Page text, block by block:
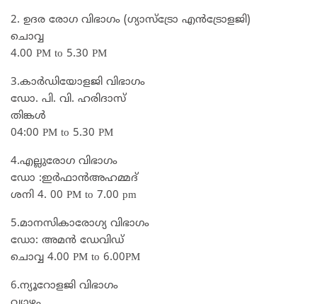
2. ഉദര രോഗ വിഭാഗം (ഗ്യാസ്ട്രോ എൻട്രോളജി)
ചൊവ്വ
4.00 PM to 5.30 PM
3.കാർഡിയോളജി വിഭാഗം
ഡോ. പി. വി. ഹരിദാസ്
തിങ്കൾ
04:00 PM to 5.30 PM
4.എല്ലുരോഗ വിഭാഗം
ഡോ :ഇർഫാൻഅഹമ്മദ്
ശനി 4. 00 PM to 7.00 pm
5.മാനസികാരോഗ്യ വിഭാഗം
ഡോ: അമൻ ഡേവിഡ്
ചൊവ്വ 4.00 PM to 6.00PM
6.ന്യൂറോളജി വിഭാഗം